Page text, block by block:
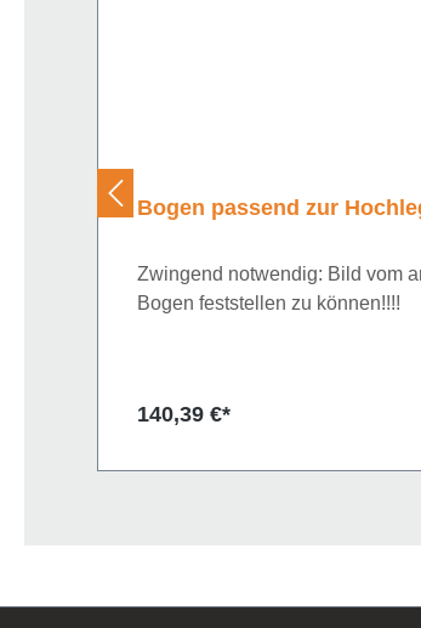
Bogen passend zur
Zwingend notwendig: Bild vom
Bogen feststellen zu können!!!!
Regulärer Preis:
140,39 €*